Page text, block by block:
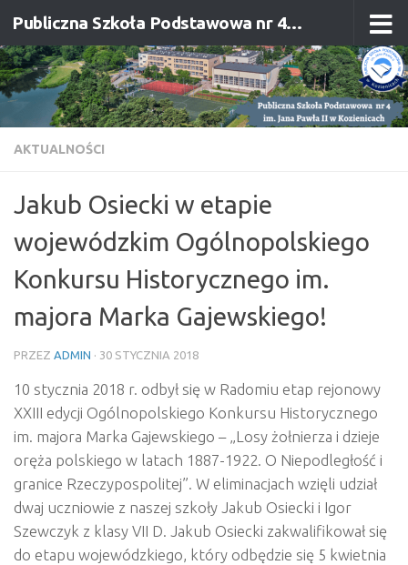
Przejdź do treści Publiczna Szkoła Podstawowa nr 4 im. Jana Pawła II w Kozienicach
AKTUALNOŚCI
Jakub Osiecki w etapie
wojewódzkim Ogólnopolskiego
Konkursu Historycznego im.
majora Marka Gajewskiego!
PRZEZ ADMIN · 30 STYCZNIA 2018
10 stycznia 2018 r. odbył się w Radomiu etap rejonowy
XXIII edycji Ogólnopolskiego Konkursu Historycznego
im. majora Marka Gajewskiego – „Losy żołnierza i dzieje
oręża polskiego w latach 1887-1922. O Niepodległość i
granice Rzeczypospolitej”. W eliminacjach wzięli udział
dwaj uczniowie z naszej szkoły Jakub Osiecki i Igor
Szewczyk z klasy VII D. Jakub Osiecki zakwalifikował się
do etapu wojewódzkiego, który odbędzie się 5 kwietnia